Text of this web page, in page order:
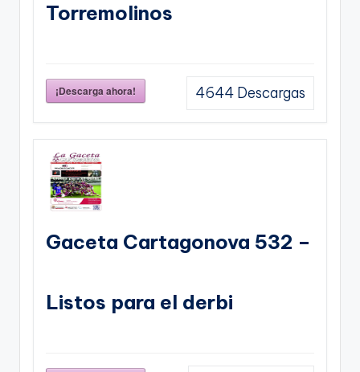
Torremolinos
¡Descarga ahora! 4644 Descargas
Gaceta Cartagonova 532 –
Listos para el derbi